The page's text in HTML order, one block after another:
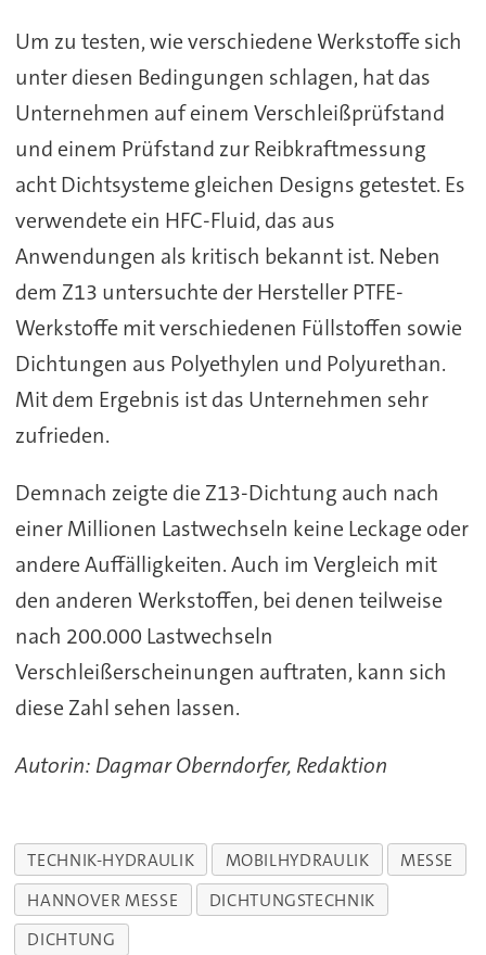
Um zu testen, wie verschiedene Werkstoffe sich
unter diesen Bedingungen schlagen, hat das
Unternehmen auf einem Verschleißprüfstand
und einem Prüfstand zur Reibkraftmessung
acht Dichtsysteme gleichen Designs getestet. Es
verwendete ein HFC-Fluid, das aus
Anwendungen als kritisch bekannt ist. Neben
dem Z13 untersuchte der Hersteller PTFE-
Werkstoffe mit verschiedenen Füllstoffen sowie
Dichtungen aus Polyethylen und Polyurethan.
Mit dem Ergebnis ist das Unternehmen sehr
zufrieden.
Demnach zeigte die Z13-Dichtung auch nach
einer Millionen Lastwechseln keine Leckage oder
andere Auffälligkeiten. Auch im Vergleich mit
den anderen Werkstoffen, bei denen teilweise
nach 200.000 Lastwechseln
Verschleißerscheinungen auftraten, kann sich
diese Zahl sehen lassen.
Autorin: Dagmar Oberndorfer, Redaktion
TECHNIK-HYDRAULIK MOBILHYDRAULIK
MESSE
HANNOVER MESSE
DICHTUNGSTECHNIK
DICHTUNG